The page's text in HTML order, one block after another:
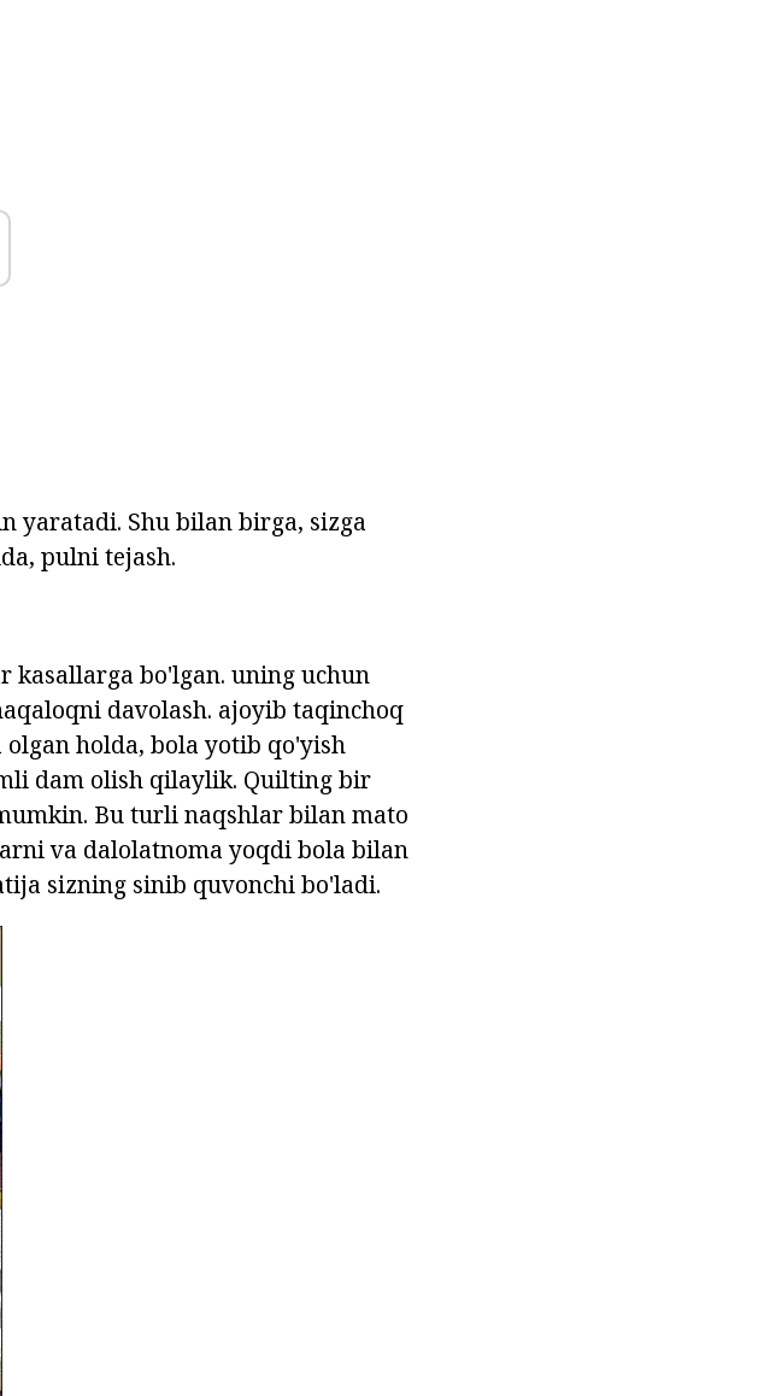
yaratadi. Shu bilan birga, sizga
pulni tejash.
bo'lgan. uning uchun
davolash. ajoyib taqinchoq
holda, bola yotib qo'yish
dam olish qilaylik. Quilting bir
Bu turli naqshlar bilan mato
va dalolatnoma yoqdi bola bilan
sizning sinib quvonchi bo'ladi.